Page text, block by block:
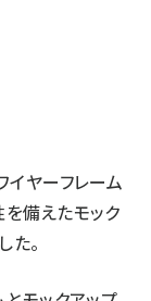
イヤーフレーム
を備えたモック
た。